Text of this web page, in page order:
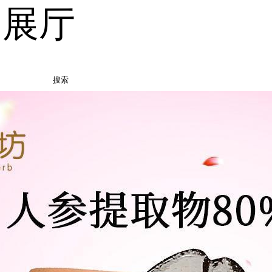
厅
搜索